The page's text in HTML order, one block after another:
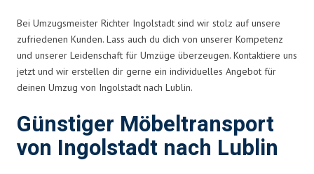
Bei Umzugsmeister Richter Ingolstadt sind wir stolz auf unsere
zufriedenen Kunden. Lass auch du dich von unserer Kompetenz
und unserer Leidenschaft für Umzüge überzeugen. Kontaktiere uns
jetzt und wir erstellen dir gerne ein individuelles Angebot für
deinen Umzug von Ingolstadt nach Lublin.
Günstiger Möbeltransport
von Ingolstadt nach Lublin